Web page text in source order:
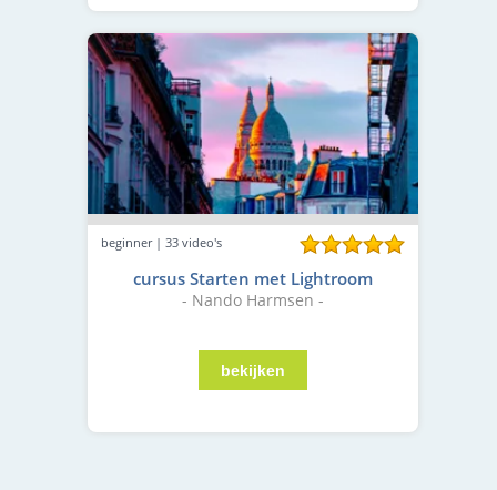
beginner | 33 video's
cursus Starten met Lightroom
- Nando Harmsen -